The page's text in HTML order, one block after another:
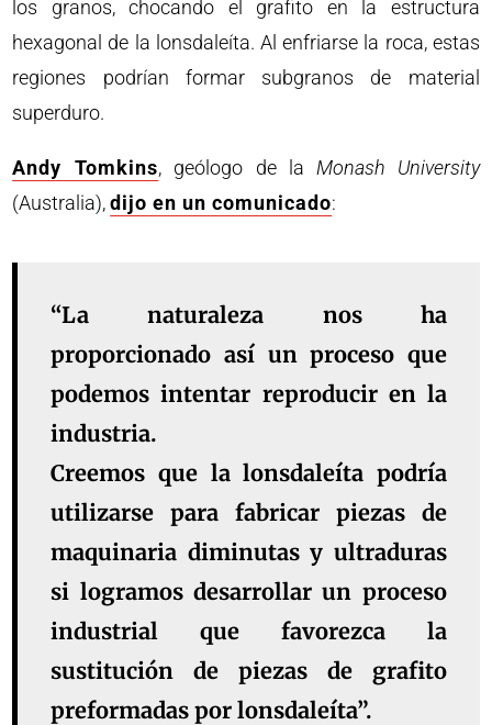
los granos, chocando el grafito en la estructura
hexagonal de la lonsdaleíta. Al enfriarse la roca, estas
regiones podrían formar subgranos de material
superduro.
Andy Tomkins, geólogo de la Monash University
(Australia),dijo en un comunicado:
“La naturaleza nos ha
proporcionado así un proceso que
podemos intentar reproducir en la
industria.
Creemos que la lonsdaleíta podría
utilizarse para fabricar piezas de
maquinaria diminutas y ultraduras
si logramos desarrollar un proceso
industrial que favorezca la
sustitución de piezas de grafito
preformadas por lonsdaleíta”.